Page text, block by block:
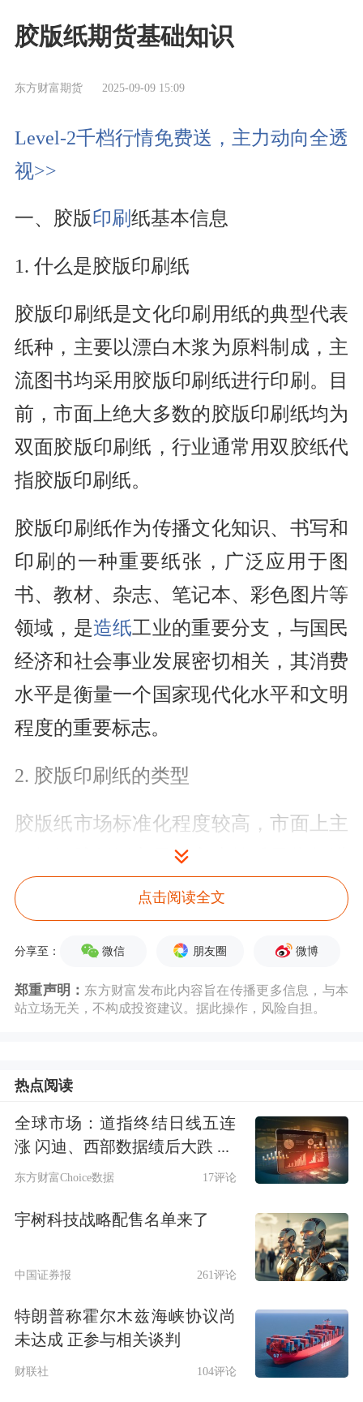
胶版纸期货基础知识
东方财富期货 2025-09-09 15:09
Level-2千档行情免费送，主力动向全透
视>>
一、胶版印刷纸基本信息
1. 什么是胶版印刷纸
胶版印刷纸是文化印刷用纸的典型代表
纸种，主要以漂白木浆为原料制成，主
流图书均采用胶版印刷纸进行印刷。目
前，市面上绝大多数的胶版印刷纸均为
双面胶版印刷纸，行业通常用双胶纸代
指胶版印刷纸。
胶版印刷纸作为传播文化知识、书写和
印刷的一种重要纸张，广泛应用于图
书、教材、杂志、笔记本、彩色图片等
领域，是造纸工业的重要分支，与国民
经济和社会事业发展密切相关，其消费
水平是衡量一个国家现代化水平和文明
程度的重要标志。
2. 胶版印刷纸的类型
胶版纸市场标准化程度较高，市面上主
要根据胶版纸定量、亮度等质量指标进
行区分。
市场上最主流、最常见的胶版纸定量在
志的定量基本在该范围内；定量在25-
为高克重胶版纸，具有表面平滑度高，
耐折度好等特点。
根据纸张亮度，胶版纸还可以分为高
白、本白、米白等。一般来看，高白的
D65亮度在95%以上，本白的在
80%-85%，米白的在80%以下。
3. 胶版印刷纸产业链
点击阅读全文
分享至： 微信 朋友圈 微博
郑重声明： 东方财富发布此内容旨在传播更多信息，与本
站立场无关，不构成投资建议。据此操作，风险自担。
热点阅读
全球市场：道指终结日线五连
涨 闪迪、西部数据绩后大跌 ...
东方财富Choice数据 17评论
宇树科技战略配售名单来了
中国证券报 261评论
特朗普称霍尔木兹海峡协议尚
未达成 正参与相关谈判
财联社 104评论